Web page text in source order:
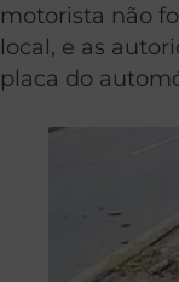
motorista não
local, e as
placa do